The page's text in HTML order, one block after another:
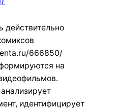
действительно
666850/
на
идентифицирует